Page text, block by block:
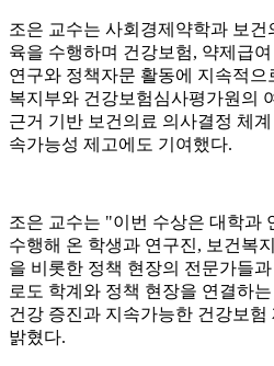
조은 교수는 사회경제약학과 보
육을 수행하며 건강보험, 약제급
연구와 정책자문 활동에 지속적으
복지부와 건강보험심사평가원의
근거 기반 보건의료 의사결정 체
속가능성 제고에도 기여했다.
조은 교수는 "이번 수상은 대학과
수행해 온 학생과 연구진, 보건복
을 비롯한 정책 현장의 전문가들
로도 학계와 정책 현장을 연결하
건강 증진과 지속가능한 건강보
밝혔다.